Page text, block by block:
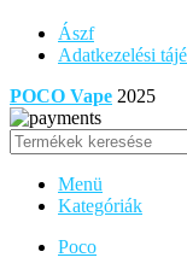
Ászf
Adatkezelési
POCO Vape 2025
Menü
Kategóriák
Poco